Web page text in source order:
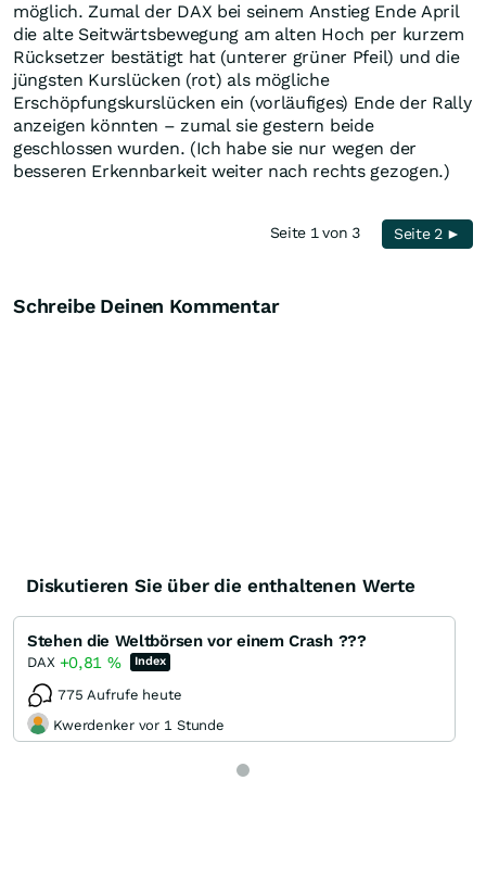
möglich. Zumal der DAX bei seinem Anstieg Ende April
die alte Seitwärtsbewegung am alten Hoch per kurzem
Rücksetzer bestätigt hat (unterer grüner Pfeil) und die
jüngsten Kurslücken (rot) als mögliche
Erschöpfungskurslücken ein (vorläufiges) Ende der Rally
anzeigen könnten – zumal sie gestern beide
geschlossen wurden. (Ich habe sie nur wegen der
besseren Erkennbarkeit weiter nach rechts gezogen.)
Seite 1 von 3 Seite 2 ►
Schreibe Deinen Kommentar
Diskutieren Sie über die enthaltenen Werte
Stehen die Weltbörsen vor einem Crash ???
DAX +0,81 % Index
775 Aufrufe heute
Kwerdenker vor 1 Stunde